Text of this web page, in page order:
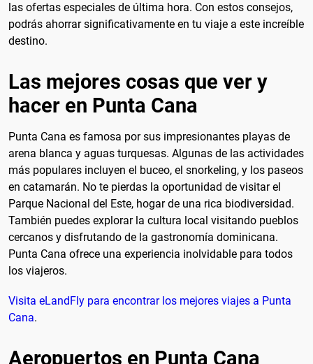
las ofertas especiales de última hora. Con estos consejos,
podrás ahorrar significativamente en tu viaje a este increíble
destino.
Las mejores cosas que ver y
hacer en Punta Cana
Punta Cana es famosa por sus impresionantes playas de
arena blanca y aguas turquesas. Algunas de las actividades
más populares incluyen el buceo, el snorkeling, y los paseos
en catamarán. No te pierdas la oportunidad de visitar el
Parque Nacional del Este, hogar de una rica biodiversidad.
También puedes explorar la cultura local visitando pueblos
cercanos y disfrutando de la gastronomía dominicana.
Punta Cana ofrece una experiencia inolvidable para todos
los viajeros.
Visita eLandFly para encontrar los mejores viajes a Punta
Cana.
Aeropuertos en Punta Cana